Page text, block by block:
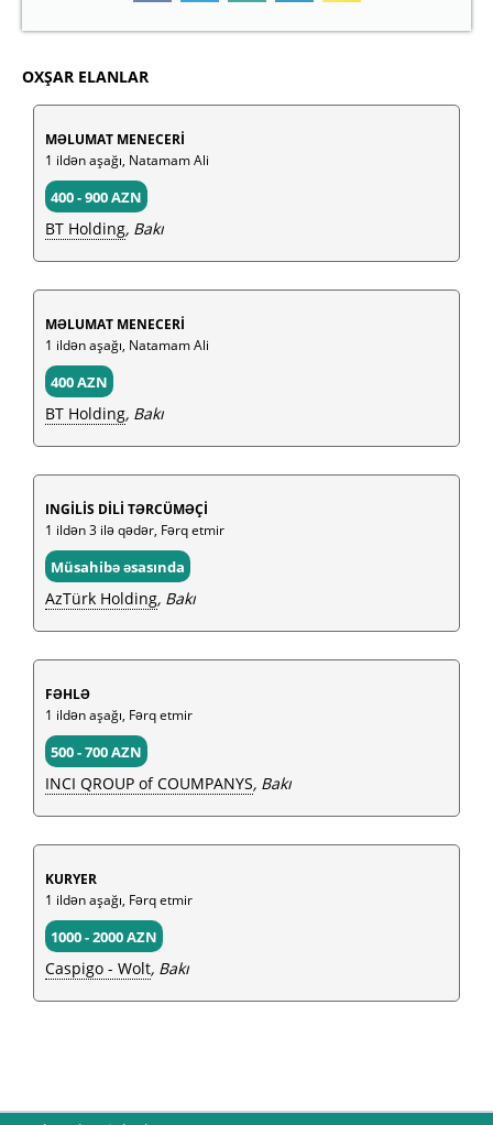
OXŞAR ELANLAR
MƏLUMAT MENECERİ
1 ildən aşağı, Natamam Ali
400 - 900 AZN
BT Holding, Bakı
MƏLUMAT MENECERİ
1 ildən aşağı, Natamam Ali
400 AZN
BT Holding, Bakı
INGİLİS DİLİ TƏRCÜMƏÇİ
1 ildən 3 ilə qədər, Fərq etmir
Müsahibə əsasında
AzTürk Holding, Bakı
FƏHLƏ
1 ildən aşağı, Fərq etmir
500 - 700 AZN
INCI QROUP of COUMPANYS, Bakı
KURYER
1 ildən aşağı, Fərq etmir
1000 - 2000 AZN
Caspigo - Wolt, Bakı